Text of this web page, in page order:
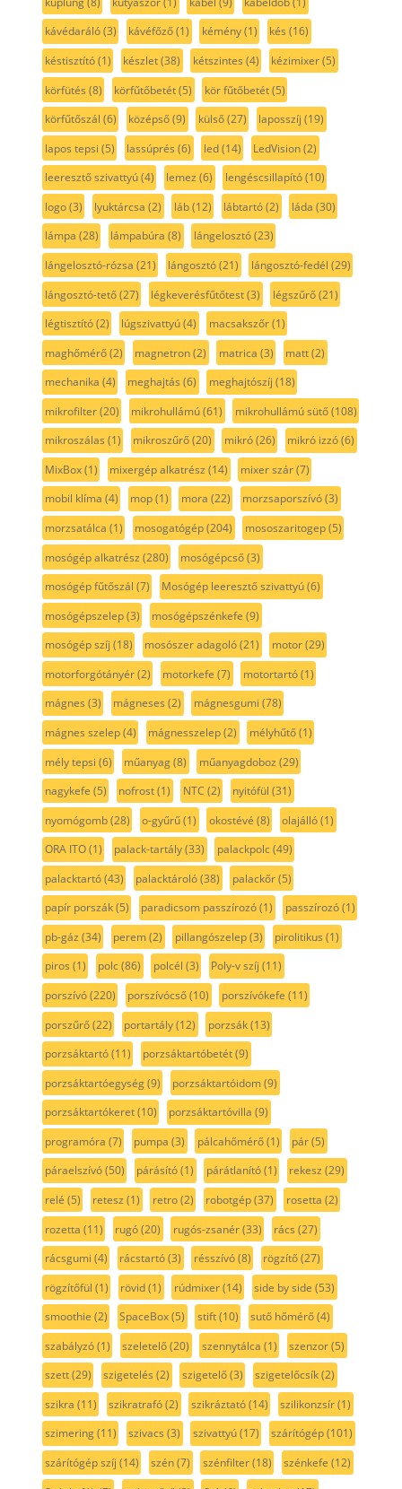
kávédaráló(3) kávéfőző(1) kémény(1) kés (16)
késtisztító(1) készlet(38) kétszintes (4) kézimixer(5)
körfütés (8) körfűtőbetét(5) kör fűtőbetét(5)
körfűtőszál (6) középső(9) külső(27) laposszíj (19)
lapos tepsi (5) lassúprés (6) led(14) LedVision(2)
leeresztő szivattyú(4) lemez (6) lengéscsillapító(10)
logo(3) lyuktárcsa (2) láb(12) lábtartó(2) láda (30)
lámpa (28) lámpabúra (8) lángelosztó(23)
lángelosztó-rózsa (21) lángosztó(21) lángosztó-fedél (29)
lángosztó-tető(27) légkeverésfűtőtest(3) légszűrő(21)
légtisztító(2) lúgszivattyú(4) macsakszőr(1)
maghőmérő(2) magnetron(2) matrica (3) matt(2)
mechanika (4) meghajtás (6) meghajtószíj (18)
mikrofilter(20) mikrohullámú(61) mikrohullámú sütő(108)
mikroszálas (1) mikroszűrő(20) mikró(26) mikró izzó(6)
MixBox(1) mixergép alkatrész (14) mixer szár(7)
mobil klíma (4) mop(1) mora (22) morzsaporszívó(3)
morzsatálca (1) mosogatógép(204) mososzaritogep(5)
mosógép alkatrész (280) mosógépcső(3)
mosógép fűtőszál (7) Mosógép leeresztő szivattyú(6)
mosógépszelep(3) mosógépszénkefe (9)
mosógép szíj (18) mosószer adagoló(21) motor(29)
motorforgótányér(2) motorkefe (7) motortartó(1)
mágnes (3) mágneses (2) mágnesgumi (78)
mágnes szelep(4) mágnesszelep(2) mélyhűtő(1)
mély tepsi (6) műanyag(8) műanyagdoboz (29)
nagykefe (5) nofrost(1) NTC (2) nyitófül (31)
nyomógomb(28) o-gyűrű(1) okostévé (8) olajálló(1)
ORA ITO(1) palack-tartály(33) palackpolc(49)
palacktartó(43) palacktároló(38) palackőr(5)
papír porszák(5) paradicsom passzírozó(1) passzírozó(1)
pb-gáz (34) perem(2) pillangószelep(3) pirolitikus (1)
piros (1) polc(86) polcél (3) Poly-v szíj (11)
porszívó(220) porszívócső(10) porszívókefe (11)
porszűrő(22) portartály(12) porzsák(13)
porzsáktartó(11) porzsáktartóbetét(9)
porzsáktartóegység(9) porzsáktartóidom(9)
porzsáktartókeret(10) porzsáktartóvilla (9)
programóra (7) pumpa (3) pálcahőmérő(1) pár(5)
páraelszívó(50) párásító(1) párátlanító(1) rekesz (29)
relé (5) retesz (1) retro(2) robotgép(37) rosetta (2)
rozetta (11) rugó(20) rugós-zsanér(33) rács (27)
rácsgumi (4) rácstartó(3) résszívó(8) rögzítő(27)
rögzítőfül (1) rövid(1) rúdmixer(14) side by side (53)
smoothie (2) SpaceBox(5) stift(10) sutő hőmérő(4)
szabályzó(1) szeletelő(20) szennytálca (1) szenzor(5)
szett(29) szigetelés (2) szigetelő(3) szigetelőcsík(2)
szikra (11) szikratrafó(2) szikráztató(14) szilikonzsír(1)
szimering(11) szivacs (3) szivattyú(17) szárítógép(101)
szárítógép szíj (14) szén(7) szénfilter(18) szénkefe (12)